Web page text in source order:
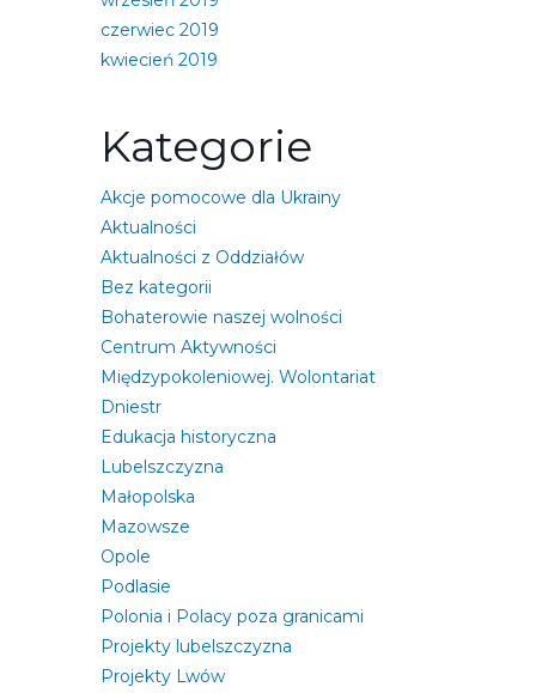
czerwiec 2019
kwiecień 2019
Kategorie
Akcje pomocowe dla Ukrainy
Aktualności
Aktualności z Oddziałów
Bez kategorii
Bohaterowie naszej wolności
Centrum Aktywności
Międzypokoleniowej. Wolontariat
Dniestr
Edukacja historyczna
Lubelszczyzna
Małopolska
Mazowsze
Opole
Podlasie
Polonia i Polacy poza granicami
Projekty lubelszczyzna
Projekty Lwów